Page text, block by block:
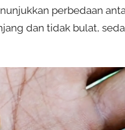
perbedaan
dan tidak bulat,